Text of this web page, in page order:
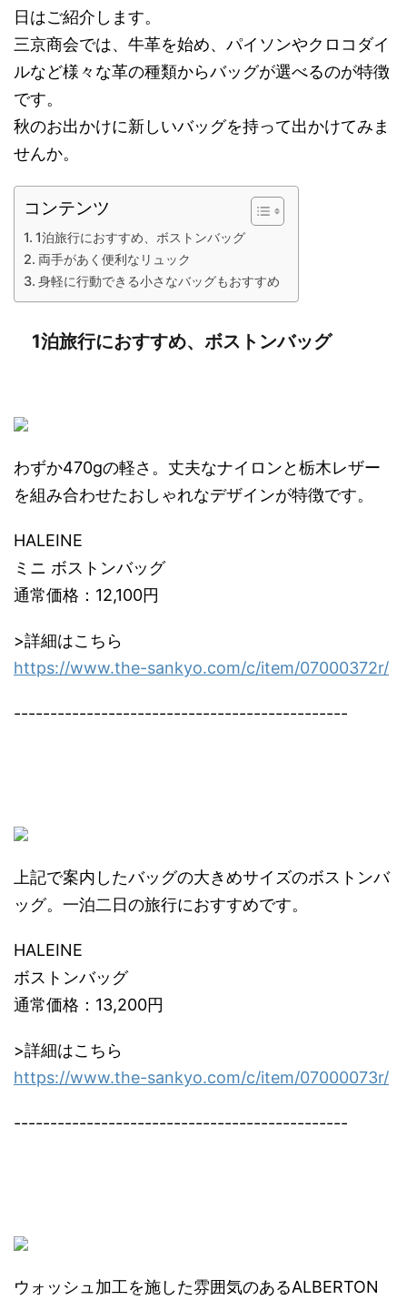
日はご紹介します。
三京商会では、牛革を始め、パイソンやクロコダイ
ルなど様々な革の種類からバッグが選べるのが特徴
です。
秋のお出かけに新しいバッグを持って出かけてみま
せんか。
コンテンツ
1泊旅行におすすめ、ボストンバッグ
両手があく便利なリュック
身軽に行動できる小さなバッグもおすすめ
1泊旅行におすすめ、ボストンバッグ
わずか470gの軽さ。丈夫なナイロンと栃木レザー
を組み合わせたおしゃれなデザインが特徴です。
HALEINE
ミニ ボストンバッグ
通常価格：12,100円
>詳細はこちら
https://www.the-sankyo.com/c/item/07000372r/
----------------------------------------------
上記で案内したバッグの大きめサイズのボストンバ
ッグ。一泊二日の旅行におすすめです。
HALEINE
ボストンバッグ
通常価格：13,200円
>詳細はこちら
https://www.the-sankyo.com/c/item/07000073r/
----------------------------------------------
ウォッシュ加工を施した雰囲気のあるALBERTON